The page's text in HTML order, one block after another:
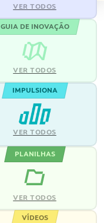
VER TODOS
GUIA DE INOVAÇÃO
VER TODOS
IMPULSIONA
VER TODOS
PLANILHAS
VER TODOS
VÍDEOS